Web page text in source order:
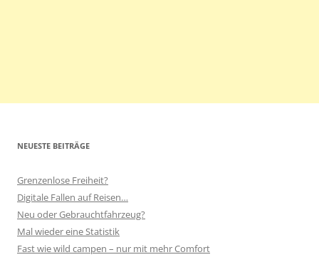
NEUESTE BEITRÄGE
Grenzenlose Freiheit?
Digitale Fallen auf Reisen…
Neu oder Gebrauchtfahrzeug?
Mal wieder eine Statistik
Fast wie wild campen – nur mit mehr Comfort